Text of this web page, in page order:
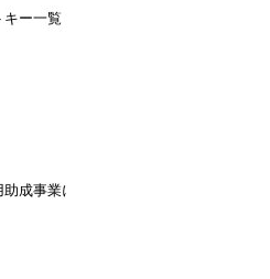
ー一覧！
成事業に